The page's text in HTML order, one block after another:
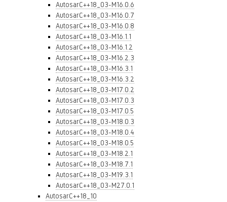
AutosarC++18_03-M16.0.6
AutosarC++18_03-M16.0.7
AutosarC++18_03-M16.0.8
AutosarC++18_03-M16.1.1
AutosarC++18_03-M16.1.2
AutosarC++18_03-M16.2.3
AutosarC++18_03-M16.3.1
AutosarC++18_03-M16.3.2
AutosarC++18_03-M17.0.2
AutosarC++18_03-M17.0.3
AutosarC++18_03-M17.0.5
AutosarC++18_03-M18.0.3
AutosarC++18_03-M18.0.4
AutosarC++18_03-M18.0.5
AutosarC++18_03-M18.2.1
AutosarC++18_03-M18.7.1
AutosarC++18_03-M19.3.1
AutosarC++18_03-M27.0.1
AutosarC++18_10